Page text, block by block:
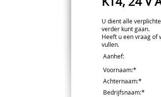
U dient alle
verder kunt gaan.
Heeft u een vraag of
vullen.
Aanhef:
Voornaam:*
Achternaam:*
Bedrijfsnaam:*